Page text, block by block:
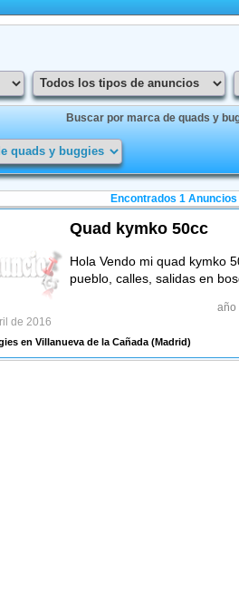
Buscar por marca de quads y
Encontrados 1Anuncios
Quad kymko 50cc
Hola Vendo mi quad kymko
pueblo, calles, salidas en
año
de 2016
en Villanueva de la Cañada(Madrid)